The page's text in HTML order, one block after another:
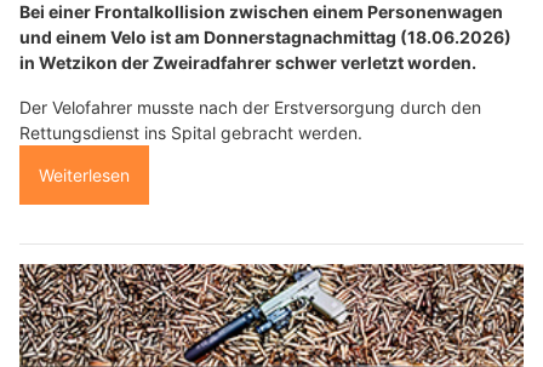
Bei einer Frontalkollision zwischen einem Personenwagen
und einem Velo ist am Donnerstagnachmittag (18.06.2026)
in Wetzikon der Zweiradfahrer schwer verletzt worden.
Der Velofahrer musste nach der Erstversorgung durch den
Rettungsdienst ins Spital gebracht werden.
Weiterlesen